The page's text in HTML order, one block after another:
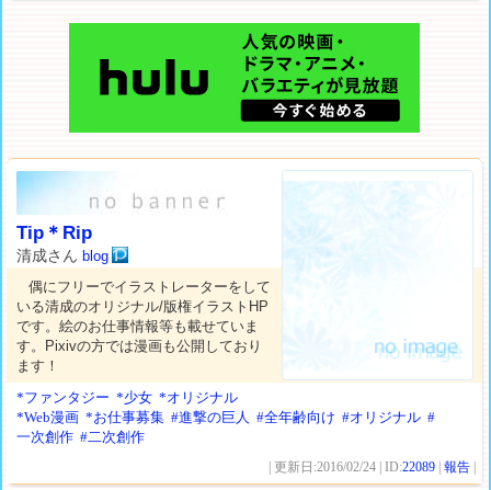
Tip＊Rip
清成さんblog
偶にフリーでイラストレーターをして
いる清成のオリジナル/版権イラストHP
です。絵のお仕事情報等も載せていま
す。Pixivの方では漫画も公開しており
ます！
*ファンタジー *少女 *オリジナル
*Web漫画 *お仕事募集 #進撃の巨人 #全年齢向け #オリジナル #
一次創作 #二次創作
| 更新日:2016/02/24 | ID:22089 |報告